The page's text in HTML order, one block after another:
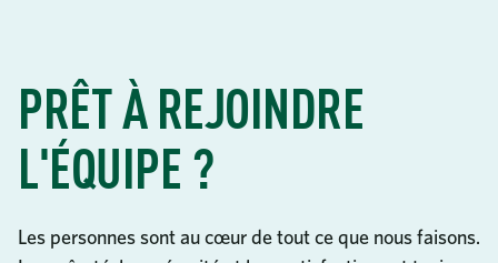
PRÊT À REJOINDRE
L'ÉQUIPE ?
Les personnes sont au cœur de tout ce que nous faisons.